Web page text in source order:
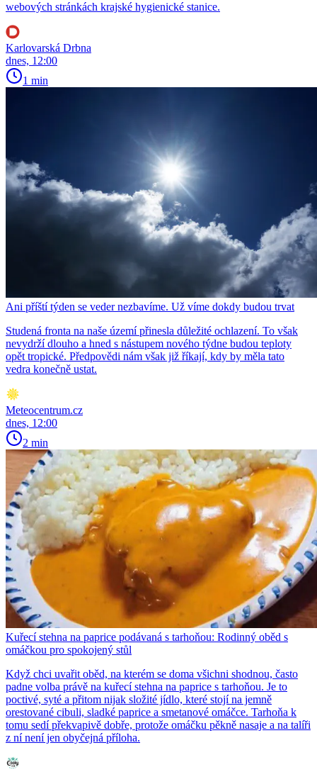
webových stránkách krajské hygienické stanice.
Karlovarská Drbna
dnes, 12:00
1 min
Ani příští týden se veder nezbavíme. Už víme dokdy budou trvat
Studená fronta na naše území přinesla důležité ochlazení. To však
nevydrží dlouho a hned s nástupem nového týdne budou teploty
opět tropické. Předpovědi nám však již říkají, kdy by měla tato
vedra konečně ustat.
Meteocentrum.cz
dnes, 12:00
2 min
Kuřecí stehna na paprice podávaná s tarhoňou: Rodinný oběd s
omáčkou pro spokojený stůl
Když chci uvařit oběd, na kterém se doma všichni shodnou, často
padne volba právě na kuřecí stehna na paprice s tarhoňou. Je to
poctivé, syté a přitom nijak složité jídlo, které stojí na jemně
orestované cibuli, sladké paprice a smetanové omáčce. Tarhoňa k
tomu sedí překvapivě dobře, protože omáčku pěkně nasaje a na talíři
z ní není jen obyčejná příloha.